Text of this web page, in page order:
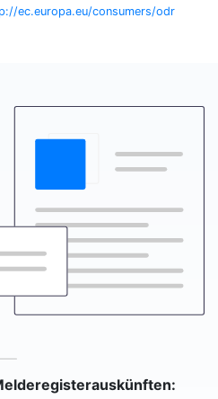
ec.europa.eu/consumers/odr